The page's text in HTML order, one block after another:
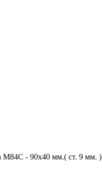
- 90х40 мм.( ст. 9 мм. )